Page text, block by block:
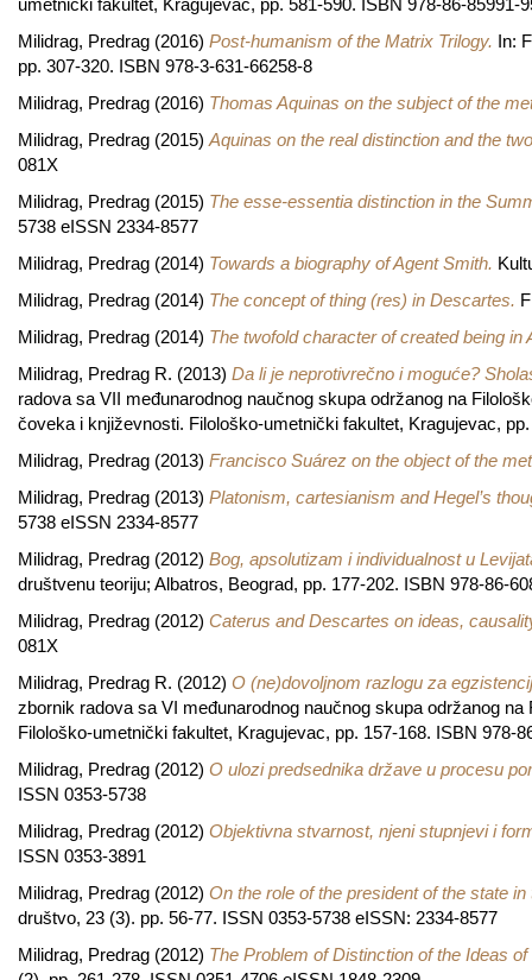
Milidrag, Predrag (2016) Post-humanism of the Matrix Trilogy. In:
pp. 307-320. ISBN 978-3-631-66258-8
Milidrag, Predrag (2016) Thomas Aquinas on the subject of the
Milidrag, Predrag (2015) Aquinas on the real distinction and the
081X
Milidrag, Predrag (2015) The esse-essentia distinction in the
5738 eISSN 2334-8577
Milidrag, Predrag (2014) Towards a biography of Agent Smith.
Milidrag, Predrag (2014) The concept of thing (res) in Descartes.
Milidrag, Predrag (2014) The twofold character of created being in
Milidrag, Predrag R. (2013) Da li je neprotivrečno i moguće?
radova sa VII međunarodnog naučnog skupa održanog na
čoveka i književnosti. Filološko-umetnički fakultet, Kragujevac,
Milidrag, Predrag (2013) Francisco Suárez on the object of the
Milidrag, Predrag (2013) Platonism, cartesianism and Hegel’s
5738 eISSN 2334-8577
Milidrag, Predrag (2012) Bog, apsolutizam i individualnost u
društvenu teoriju; Albatros, Beograd, pp. 177-202. ISBN 978-86-
Milidrag, Predrag (2012) Caterus and Descartes on ideas,
081X
Milidrag, Predrag R. (2012) O (ne)dovoljnom razlogu za
zbornik radova sa VI međunarodnog naučnog skupa održanog
Filološko-umetnički fakultet, Kragujevac, pp. 157-168. ISBN 978-
Milidrag, Predrag (2012) O ulozi predsednika države u procesu
ISSN 0353-5738
Milidrag, Predrag (2012) Objektivna stvarnost, njeni stupnjevi i
ISSN 0353-3891
Milidrag, Predrag (2012) On the role of the president of the state
društvo, 23 (3). pp. 56-77. ISSN 0353-5738 eISSN: 2334-8577
Milidrag, Predrag (2012) The Problem of Distinction of the Ideas